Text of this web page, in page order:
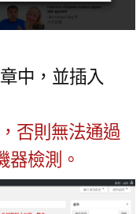
中，並插入
否則無法通過
器檢測。